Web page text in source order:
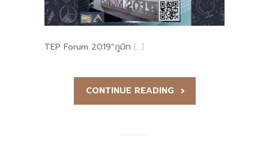
---- รับฟังความคิดเห็นร่าง พ.ร.ฎ. ฯ
หมายฯ
---- รอบประเมิน (พ.ศ. 2562-2564)
TEP Forum 2019“ภูมิท […]
CONTINUE READING